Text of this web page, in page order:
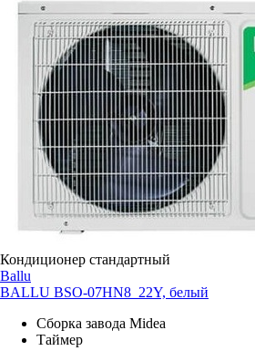
Кондиционер стандартный
Ballu
BALLU BSO-07HN8_22Y, белый
Сборка завода Midea
Таймер